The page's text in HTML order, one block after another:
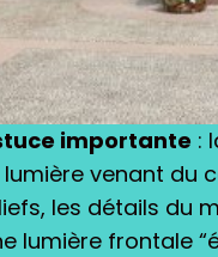
importante :
lumière venant du
les détails du
lumière frontale